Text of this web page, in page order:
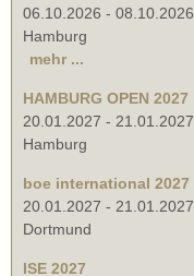
06.10.2026 - 08.10.2026
Hamburg
mehr ...
HAMBURG OPEN 2027
20.01.2027 - 21.01.2027
Hamburg
boe international 2027
20.01.2027 - 21.01.2027
Dortmund
ISE 2027